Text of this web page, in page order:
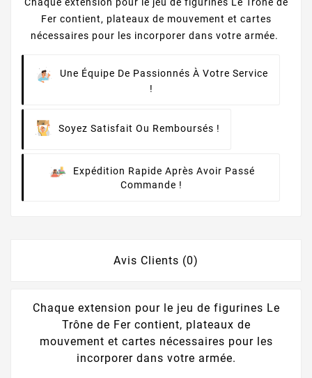
Fer contient, plateaux de mouvement et cartes
nécessaires pour les incorporer dans votre armée.
Une Équipe De Passionnés À Votre Service
!
Soyez Satisfait Ou Remboursés !
Expédition Rapide Après Avoir Passé
Commande !
Avis Clients (0)
Chaque extension pour le jeu de figurines Le
Trône de Fer contient, plateaux de
mouvement et cartes nécessaires pour les
incorporer dans votre armée.